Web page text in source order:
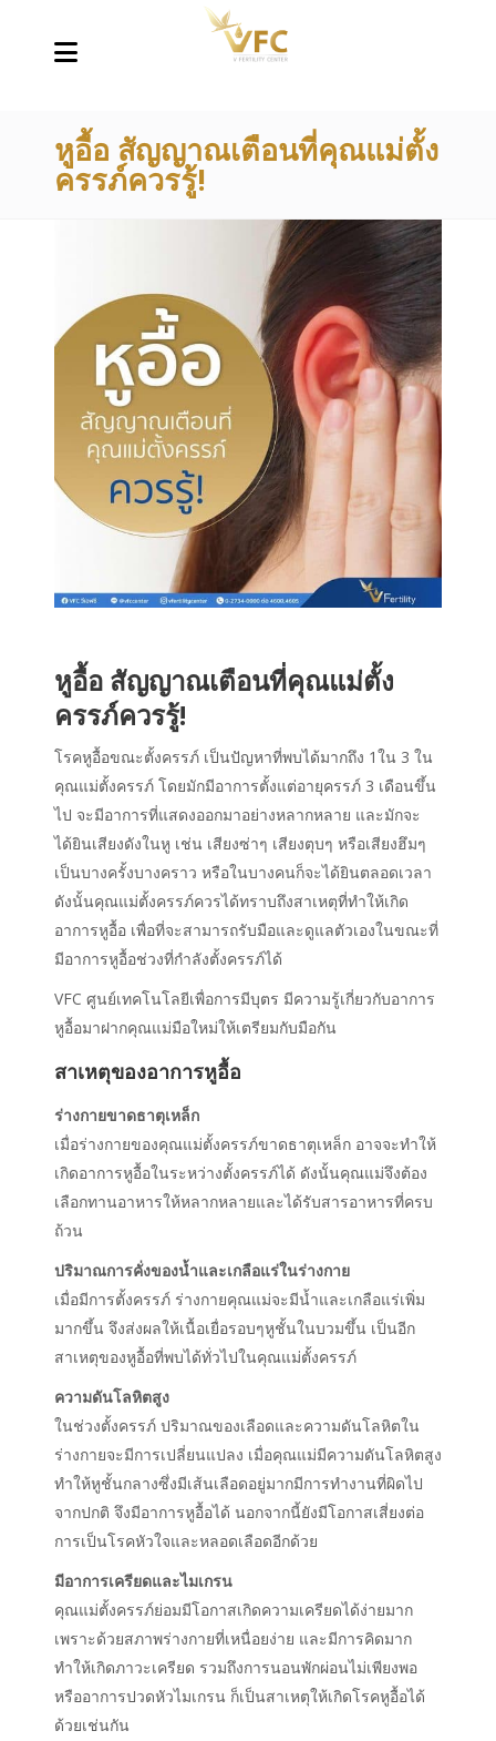
หูอื้อ สัญญาณเตือนที่คุณแม่ตั้ง
ครรภ์ควรรู้!
หูอื้อ สัญญาณเตือนที่คุณแม่ตั้ง
ครรภ์ควรรู้!
โรคหูอื้อขณะตั้งครรภ์ เป็นปัญหาที่พบได้มากถึง 1ใน 3 ใน
คุณแม่ตั้งครรภ์ โดยมักมีอาการตั้งแต่อายุครรภ์ 3 เดือนขึ้น
ไป จะมีอาการที่แสดงออกมาอย่างหลากหลาย และมักจะ
ได้ยินเสียงดังในหู เช่น เสียงซ่าๆ เสียงตุบๆ หรือเสียงฮึมๆ
เป็นบางครั้งบางคราว หรือในบางคนก็จะได้ยินตลอดเวลา
ดังนั้นคุณแม่ตั้งครรภ์ควรได้ทราบถึงสาเหตุที่ทำให้เกิด
อาการหูอื้อ เพื่อที่จะสามารถรับมือและดูแลตัวเองในขณะที่
มีอาการหูอื้อช่วงที่กำลังตั้งครรภ์ได้
VFC ศูนย์เทคโนโลยีเพื่อการมีบุตร มีความรู้เกี่ยวกับอาการ
หูอื้อมาฝากคุณแม่มือใหม่ให้เตรียมกับมือกัน
สาเหตุของอาการหูอื้อ
ร่างกายขาดธาตุเหล็ก
เมื่อร่างกายของคุณแม่ตั้งครรภ์ขาดธาตุเหล็ก อาจจะทำให้
เกิดอาการหูอื้อในระหว่างตั้งครรภ์ได้ ดังนั้นคุณแม่จึงต้อง
เลือกทานอาหารให้หลากหลายและได้รับสารอาหารที่ครบ
ถ้วน
ปริมาณการคั่งของน้ำและเกลือแร่ในร่างกาย
เมื่อมีการตั้งครรภ์ ร่างกายคุณแม่จะมีน้ำและเกลือแร่เพิ่ม
มากขึ้น จึงส่งผลให้เนื้อเยื่อรอบๆหูชั้นในบวมขึ้น เป็นอีก
สาเหตุของหูอื้อที่พบได้ทั่วไปในคุณแม่ตั้งครรภ์
ความดันโลหิตสูง
ในช่วงตั้งครรภ์ ปริมาณของเลือดและความดันโลหิตใน
ร่างกายจะมีการเปลี่ยนแปลง เมื่อคุณแม่มีความดันโลหิตสูง
ทำให้หูชั้นกลางซึ่งมีเส้นเลือดอยู่มากมีการทำงานที่ผิดไป
จากปกติ จึงมีอาการหูอื้อได้ นอกจากนี้ยังมีโอกาสเสี่ยงต่อ
การเป็นโรคหัวใจและหลอดเลือดอีกด้วย
มีอาการเครียดและไมเกรน
คุณแม่ตั้งครรภ์ย่อมมีโอกาสเกิดความเครียดได้ง่ายมาก
เพราะด้วยสภาพร่างกายที่เหนื่อยง่าย และมีการคิดมาก
ทำให้เกิดภาวะเครียด รวมถึงการนอนพักผ่อนไม่เพียงพอ
หรืออาการปวดหัวไมเกรน ก็เป็นสาเหตุให้เกิดโรคหูอื้อได้
ด้วยเช่นกัน